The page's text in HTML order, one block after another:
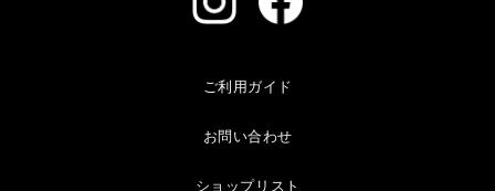
ご利用ガイド
お問い合わせ
ショップリスト